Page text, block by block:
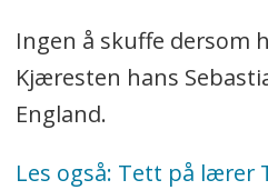
Ingen å skuffe dersom
Kjæresten hans
England.
Les også: Tett på lærer